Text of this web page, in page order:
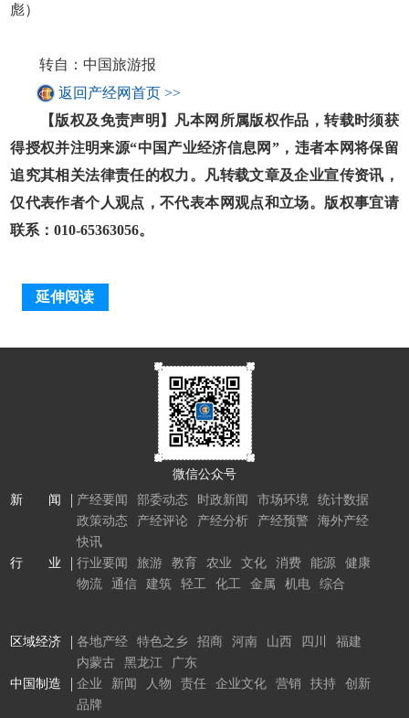
彪）
转自：中国旅游报
返回产经网首页 >>
【版权及免责声明】凡本网所属版权作品，转载时须获
得授权并注明来源“中国产业经济信息网”，违者本网将保留
追究其相关法律责任的权力。凡转载文章及企业宣传资讯，
仅代表作者个人观点，不代表本网观点和立场。版权事宜请
联系：010-65363056。
延伸阅读
微信公众号
新 闻
产经要闻 部委动态 时政新闻 市场环境
统计数据
政策动态
产经评论 产经分析 产经预警
海外产经
快讯
行 业
行业要闻 旅游 教育 农业 文化 消费 能源
健康
物流
通信 建筑 轻工 化工 金属 机电 综合
区域经济 各地产经 特色之乡 招商 河南 山西 四川
福建
内蒙古
黑龙江
广东
中国制造
企业 新闻 人物 责任 企业文化 营销 扶持
创新
品牌